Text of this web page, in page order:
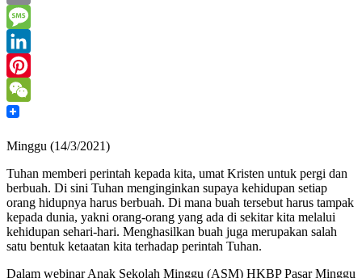
Mail
Print
Message
LinkedIn
Pinterest
WeChat
Minggu (14/3/2021)
Tuhan memberi perintah kepada kita, umat Kristen untuk pergi dan
berbuah. Di sini Tuhan menginginkan supaya kehidupan setiap
orang hidupnya harus berbuah. Di mana buah tersebut harus tampak
kepada dunia, yakni orang-orang yang ada di sekitar kita melalui
kehidupan sehari-hari. Menghasilkan buah juga merupakan salah
satu bentuk ketaatan kita terhadap perintah Tuhan.
Dalam webinar Anak Sekolah Minggu (ASM) HKBP Pasar Minggu